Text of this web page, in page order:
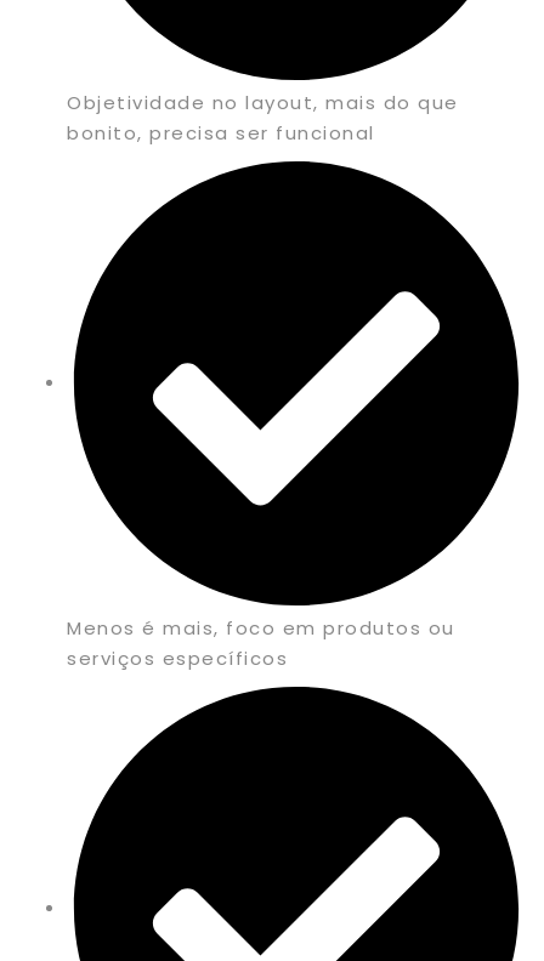
Objetividade no layout, mais do que
bonito, precisa ser funcional
Menos é mais, foco em produtos ou
serviços específicos